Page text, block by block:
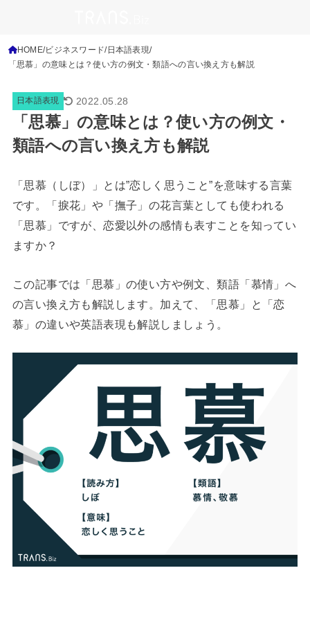
HOME ビジネスワード 日本語表現
「思慕」の意味とは？使い方の例文・類語への言い換え方も解説
日本語表現 2022.05.28
「思慕」の意味とは？使い方の例文・
類語への言い換え方も解説
「思慕（しぼ）」とは”恋しく思うこと”を意味する言葉
です。「捩花」や「撫子」の花言葉としても使われる
「思慕」ですが、恋愛以外の感情も表すことを知ってい
ますか？
この記事では「思慕」の使い方や例文、類語「慕情」へ
の言い換え方も解説します。加えて、「思慕」と「恋
慕」の違いや英語表現も解説しましょう。